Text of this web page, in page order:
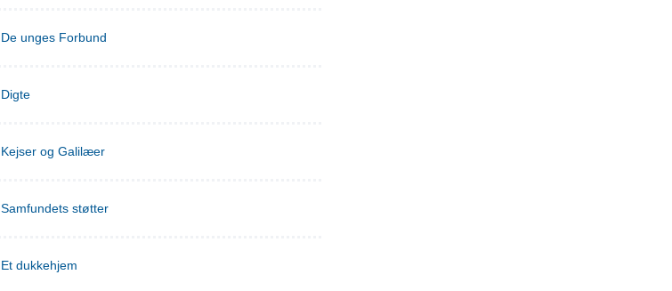
De unges Forbund
Digte
Kejser og Galilæer
Samfundets støtter
Et dukkehjem